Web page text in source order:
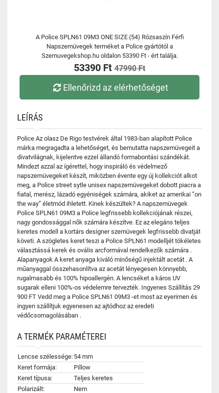
A Police SPLN61 09M3 ONE SIZE (54) Rózsaszín Férfi
Napszemüvegek terméket a Police gyártótól a
Szemuvegekshop.hu oldalon 53390 Ft - ért találja.
53390 Ft 47990 Ft
Ellenőrizd az elérhetőséget
LEÍRÁS
Police Az olasz De Rigo testvérek által 1983-ban alapított Police
márka megragadta a lehetőséget, és bemutatta napszemüvegeit a
divatvilágnak, kijelentve ezzel állandó formabontási szándékát.
Mindezt azzal az ígérettel, hogy inspiráló és védelmező
napszemüvegeket készít, miközben évente egy új kollekciót alkot
meg, a Police street sytle unisex napszemüvegeket dobott piacra a
fiatal, merész, lázadó egyéniségek számára, akiket az amerikai ”on
the way” életmód ihletett. Kinek készültek? A napszemüvegek
Police SPLN61 09M3 a Police legfrissebb kollekciójának részei,
nagy gondossággal nők számára készítve. Ez az elegáns teljes
keretes modell a kortárs designer szemüvegek legfrissebb divatját
követi. A szögletes keret teszi a Police SPLN61 modelljét tökéletes
választássá kerek és ovális arcformával rendelkezők számára .
Alapanyagok A keret anyaga kiváló minőségű injektált acetát . A
műanyaggal összehasonlítva az acetát lényegesen könnyebb,
rugalmasabb és 100% hipoallergén. A lencséket a káros UV
sugarak elleni 100%-os védelemre tervezték. Ingyenes Szállítás 29
900 FT Vedd meg a Police SPLN61 09M3 -et most az eyerimen és
ingyen szállítjuk egyenesen az ajtódhoz az eredeti
védőcsomagolásában .
A TERMÉK PARAMÉTEREI
Lencse szélessége: 54 mm
Keret formája:
Pillow
Keret típusa:
Teljes keretes
Polarizált:
Nem